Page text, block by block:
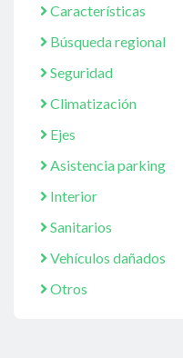
Características
Búsqueda regional
Seguridad
Climatización
Ejes
Asistencia parking
Interior
Sanitarios
Vehículos dañados
Otros